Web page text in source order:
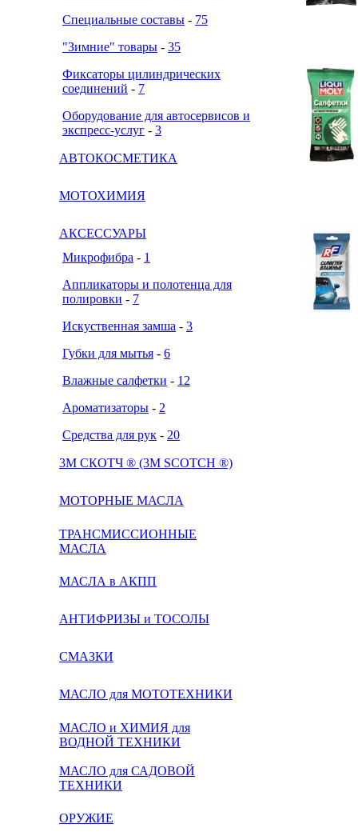
Специальные составы - 75
"Зимние" товары - 35
Фиксаторы цилиндрических
соединений - 7
Оборудование для автосервисов и
экспресс-услуг - 3
АВТОКОСМЕТИКА
МОТОХИМИЯ
АКСЕССУАРЫ
Микрофибра - 1
Аппликаторы и полотенца для
полировки - 7
Искуственная замша - 3
Губки для мытья - 6
Влажные салфетки - 12
Ароматизаторы - 2
Средства для рук - 20
3М СКОТЧ ® (3M SCOTCH ®)
МОТОРНЫЕ МАСЛА
ТРАНСМИССИОННЫЕ
МАСЛА
МАСЛА в АКПП
АНТИФРИЗЫ и ТОСОЛЫ
СМАЗКИ
МАСЛО для МОТОТЕХНИКИ
МАСЛО и ХИМИЯ для
ВОДНОЙ ТЕХНИКИ
МАСЛО для САДОВОЙ
ТЕХНИКИ
ОРУЖИЕ